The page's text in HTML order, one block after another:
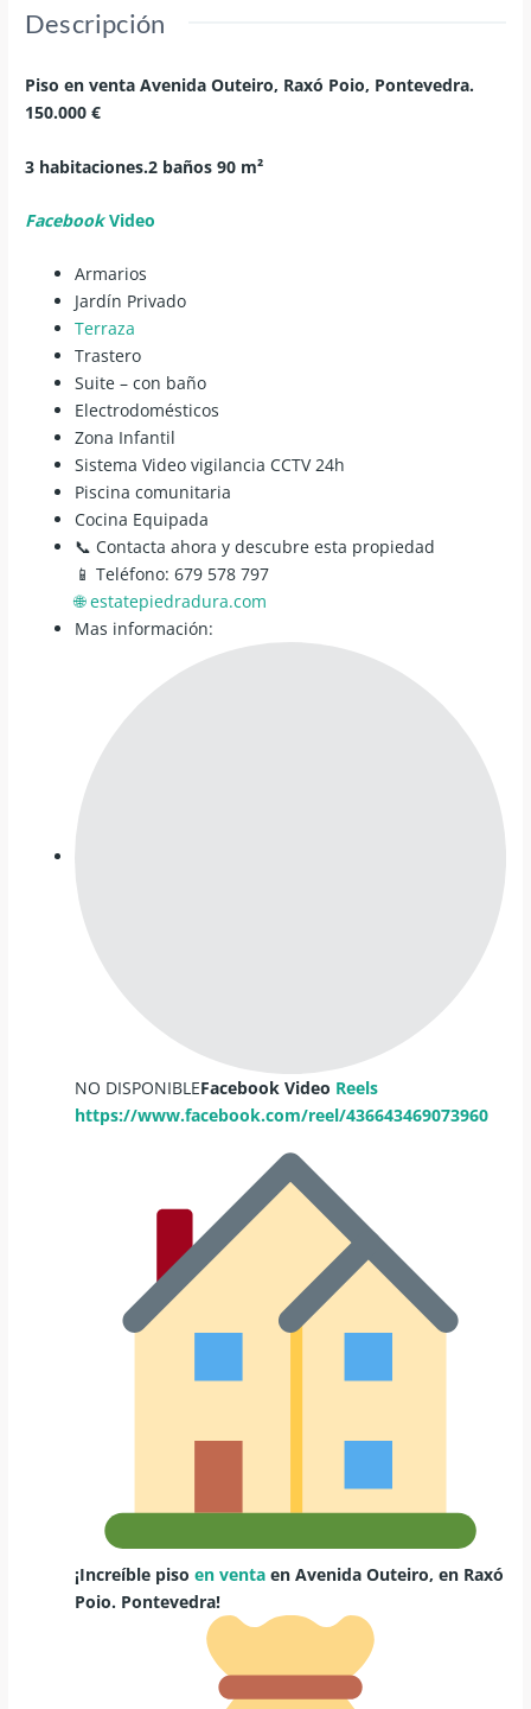
Descripción
Piso en venta Avenida Outeiro, Raxó Poio, Pontevedra.
150.000 €
3 habitaciones.2 baños 90 m²
FacebookVideo
Armarios
Jardín Privado
Terraza
Trastero
Suite – con baño
Electrodomésticos
Zona Infantil
Sistema Video vigilancia CCTV 24h
Piscina comunitaria
Cocina Equipada
📞 Contacta ahora y descubre esta propiedad
📱 Teléfono: 679 578 797
🌐 estatepiedradura.com
Mas información:
NO DISPONIBLEFacebook Video Reels
https://www.facebook.com/reel/436643469073960
¡Increíble piso en venta en Avenida Outeiro, en Raxó
Poio. Pontevedra!